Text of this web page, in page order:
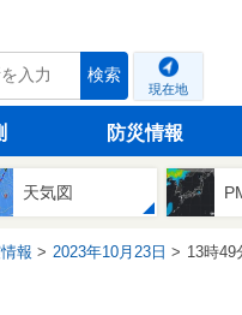
検索
現在地
防災情報
天気図
報 2023年10月23日 13時49